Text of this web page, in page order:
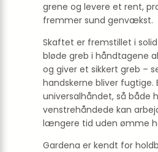
grene og levere et rent,
fremmer sund genvækst.
Skaftet er fremstillet i
bløde greb i håndtagene
og giver et sikkert greb –
handskerne bliver fugtige.
universalhåndet, så både
venstrehåndede kan
længere tid uden ømme
Gardena er kendt for